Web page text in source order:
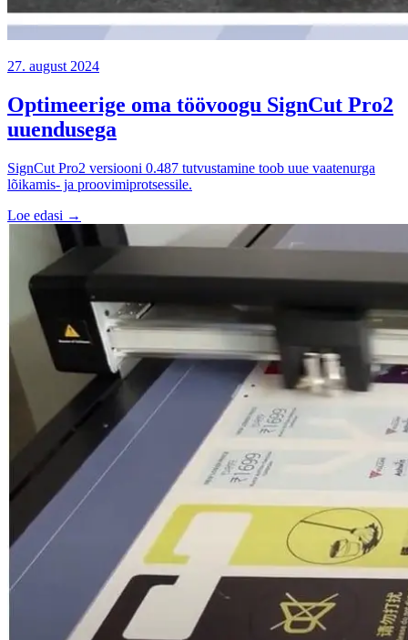
27. august 2024
Optimeerige oma töövoogu SignCut Pro2
uuendusega
SignCut Pro2 versiooni 0.487 tutvustamine toob uue vaatenurga
lõikamis- ja proovimiprotsessile.
Loe edasi →